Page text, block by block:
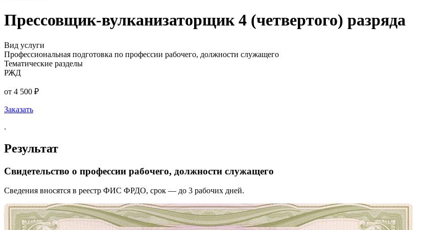
Прессовщик-вулканизаторщик 4 (четвертого) разряда
Вид услуги
Профессиональная подготовка по профессии рабочего, должности служащего
Тематические разделы
РЖД
от 4 500 ₽
Заказать
.
Результат
Свидетельство о профессии рабочего, должности служащего
Сведения вносятся в реестр ФИС ФРДО, срок — до 3 рабочих дней.